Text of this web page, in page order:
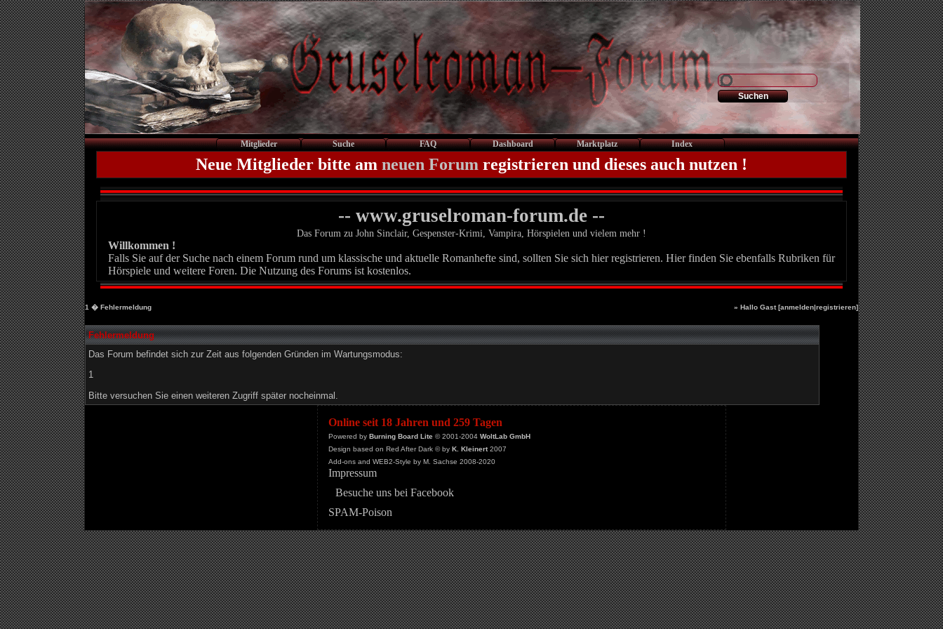
Mitglieder Suche FAQ Dashboard Marktplatz Index
Neue Mitglieder bitte am neuen Forum registrieren und dieses auch nutzen !
-- www.gruselroman-forum.de --
Das Forum zu John Sinclair, Gespenster-Krimi, Vampira, Hörspielen und vielem mehr !
Willkommen !
Falls Sie auf der Suche nach einem Forum rund um klassische und aktuelle Romanhefte sind, sollten Sie sich hier registrieren. Hier finden Sie ebenfalls Rubriken für
Hörspiele und weitere Foren. Die Nutzung des Forums ist kostenlos.
1 � Fehlermeldung » Hallo Gast [anmelden|registrieren]
Fehlermeldung
Das Forum befindet sich zur Zeit aus folgenden Gründen im Wartungsmodus:
1
Bitte versuchen Sie einen weiteren Zugriff später nocheinmal.
Online seit 18 Jahren und 259 Tagen
Powered by Burning Board Lite© 2001-2004 WoltLab GmbH
Design based on Red After Dark © by K. Kleinert2007
Add-ons and WEB2-Style by M. Sachse 2008-2020
Impressum
Besuche uns bei Facebook
SPAM-Poison